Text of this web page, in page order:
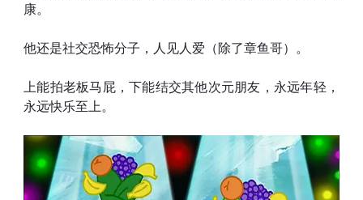
康。
他还是社交恐怖分子，人见人爱（除了章鱼哥）。
上能拍老板马屁，下能结交其他次元朋友，永远年轻，
永远快乐至上。